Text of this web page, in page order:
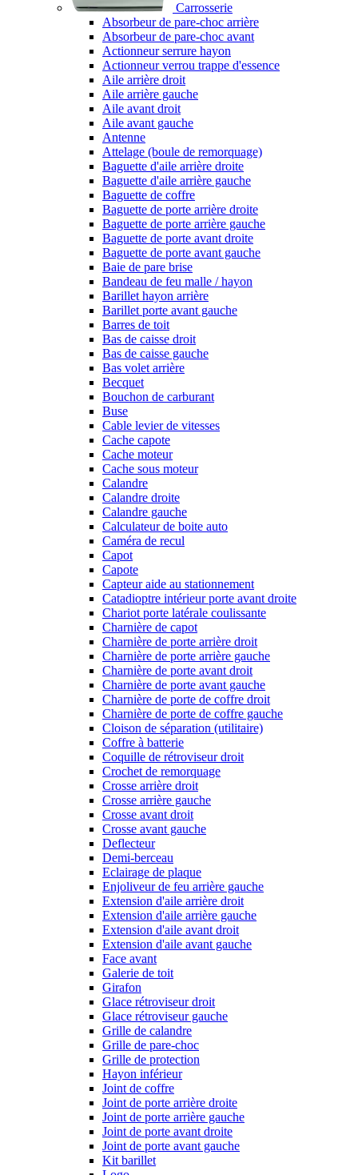
Carrosserie
Absorbeur de pare-choc arrière
Absorbeur de pare-choc avant
Actionneur serrure hayon
Actionneur verrou trappe d'essence
Aile arrière droit
Aile arrière gauche
Aile avant droit
Aile avant gauche
Antenne
Attelage (boule de remorquage)
Baguette d'aile arrière droite
Baguette d'aile arrière gauche
Baguette de coffre
Baguette de porte arrière droite
Baguette de porte arrière gauche
Baguette de porte avant droite
Baguette de porte avant gauche
Baie de pare brise
Bandeau de feu malle / hayon
Barillet hayon arrière
Barillet porte avant gauche
Barres de toit
Bas de caisse droit
Bas de caisse gauche
Bas volet arrière
Becquet
Bouchon de carburant
Buse
Cable levier de vitesses
Cache capote
Cache moteur
Cache sous moteur
Calandre
Calandre droite
Calandre gauche
Calculateur de boite auto
Caméra de recul
Capot
Capote
Capteur aide au stationnement
Catadioptre intérieur porte avant droite
Chariot porte latérale coulissante
Charnière de capot
Charnière de porte arrière droit
Charnière de porte arrière gauche
Charnière de porte avant droit
Charnière de porte avant gauche
Charnière de porte de coffre droit
Charnière de porte de coffre gauche
Cloison de séparation (utilitaire)
Coffre à batterie
Coquille de rétroviseur droit
Crochet de remorquage
Crosse arrière droit
Crosse arrière gauche
Crosse avant droit
Crosse avant gauche
Deflecteur
Demi-berceau
Eclairage de plaque
Enjoliveur de feu arrière gauche
Extension d'aile arrière droit
Extension d'aile arrière gauche
Extension d'aile avant droit
Extension d'aile avant gauche
Face avant
Galerie de toit
Girafon
Glace rétroviseur droit
Glace rétroviseur gauche
Grille de calandre
Grille de pare-choc
Grille de protection
Hayon inférieur
Joint de coffre
Joint de porte arrière droite
Joint de porte arrière gauche
Joint de porte avant droite
Joint de porte avant gauche
Kit barillet